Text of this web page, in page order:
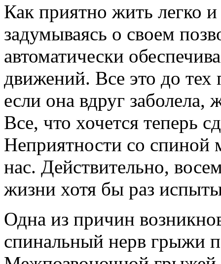
Как приятно жить легко
задумываясь о своем
автоматически
движений. Все это до тех
если она вдруг заболела,
Все, что хочется теперь
Неприятности со спиной
нас. Действительно,
жизни хотя бы раз
Одна из причин
спинальный нерв грыжи